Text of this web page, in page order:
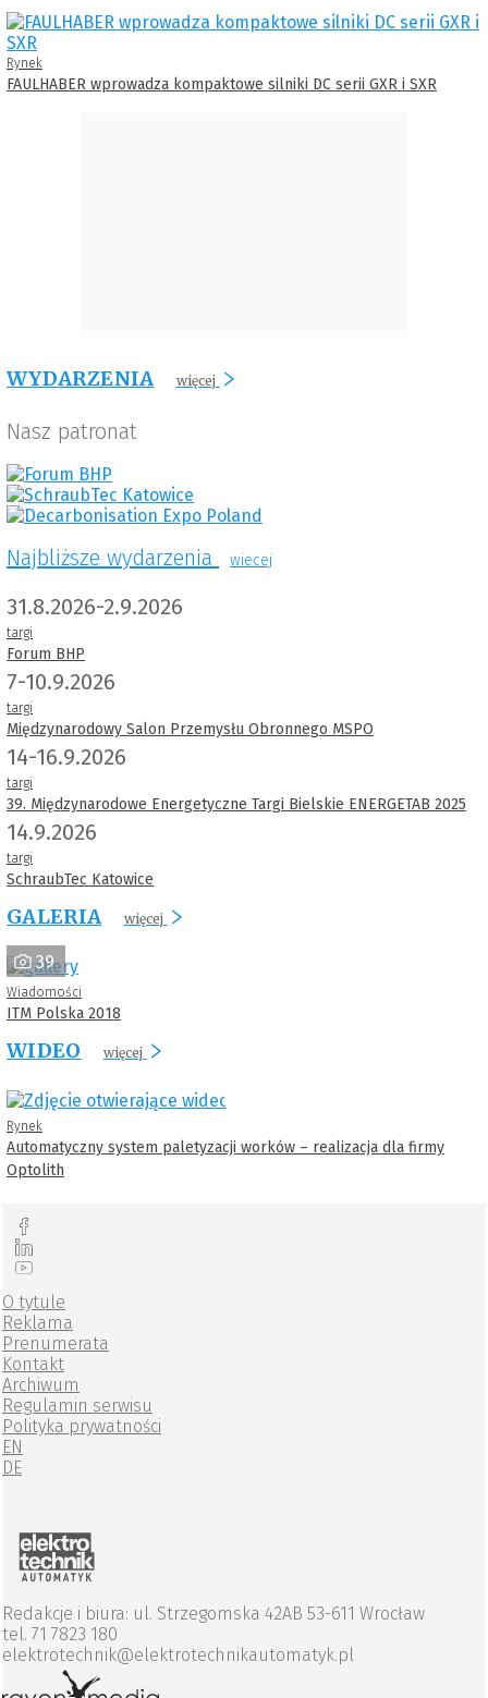
Rynek
FAULHABER wprowadza kompaktowe silniki DC serii GXR i SXR
WYDARZENIA więcej
Nasz patronat
Najbliższe wydarzenia wiecej
31.8.2026-2.9.2026
targi
Forum BHP
7-10.9.2026
targi
Międzynarodowy Salon Przemysłu Obronnego MSPO
14-16.9.2026
targi
39. Międzynarodowe Energetyczne Targi Bielskie ENERGETAB 2025
14.9.2026
targi
SchraubTec Katowice
GALERIA więcej
39
Wiadomości
ITM Polska 2018
WIDEO więcej
Rynek
Automatyczny system paletyzacji worków – realizacja dla firmy
Optolith
O tytule
Reklama
Prenumerata
Kontakt
Archiwum
Regulamin serwisu
Polityka prywatności
EN
DE
Redakcje i biura: ul. Strzegomska 42AB 53-611 Wrocław
tel. 71 7823 180
elektrotechnik@elektrotechnikautomatyk.pl